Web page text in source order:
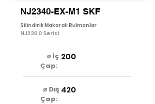
NJ2340-EX-M1 SKF
Silindirik Makaralı Rulmanlar
NJ2300 Serisi
⌀ İç
Çap:
200
⌀ Dış
Çap:
420